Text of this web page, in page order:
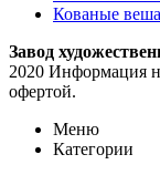
Кованые
Завод
2020 Информация
офертой.
Меню
Категории